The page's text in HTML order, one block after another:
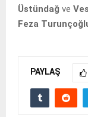
Üstündağ ve
Feza
PAYLAŞ